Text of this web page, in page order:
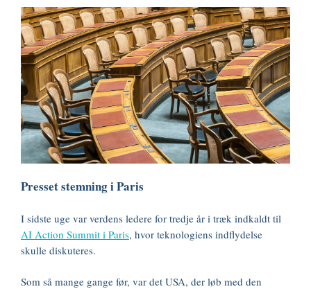
Presset stemning i Paris
I sidste uge var verdens ledere for tredje år i træk indkaldt til
AI Action Summit i Paris, hvor teknologiens indflydelse
skulle diskuteres.
Som så mange gange før, var det USA, der løb med den